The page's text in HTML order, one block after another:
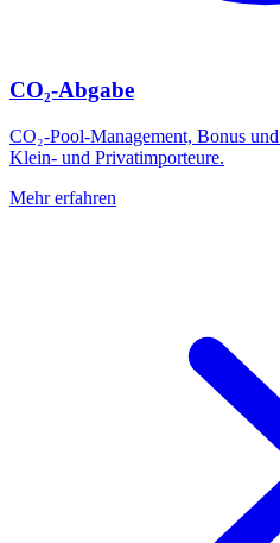
CO₂-Abgabe
CO₂-Pool-Management, Bonus
Klein- und Privatimporteure.
Mehr erfahren